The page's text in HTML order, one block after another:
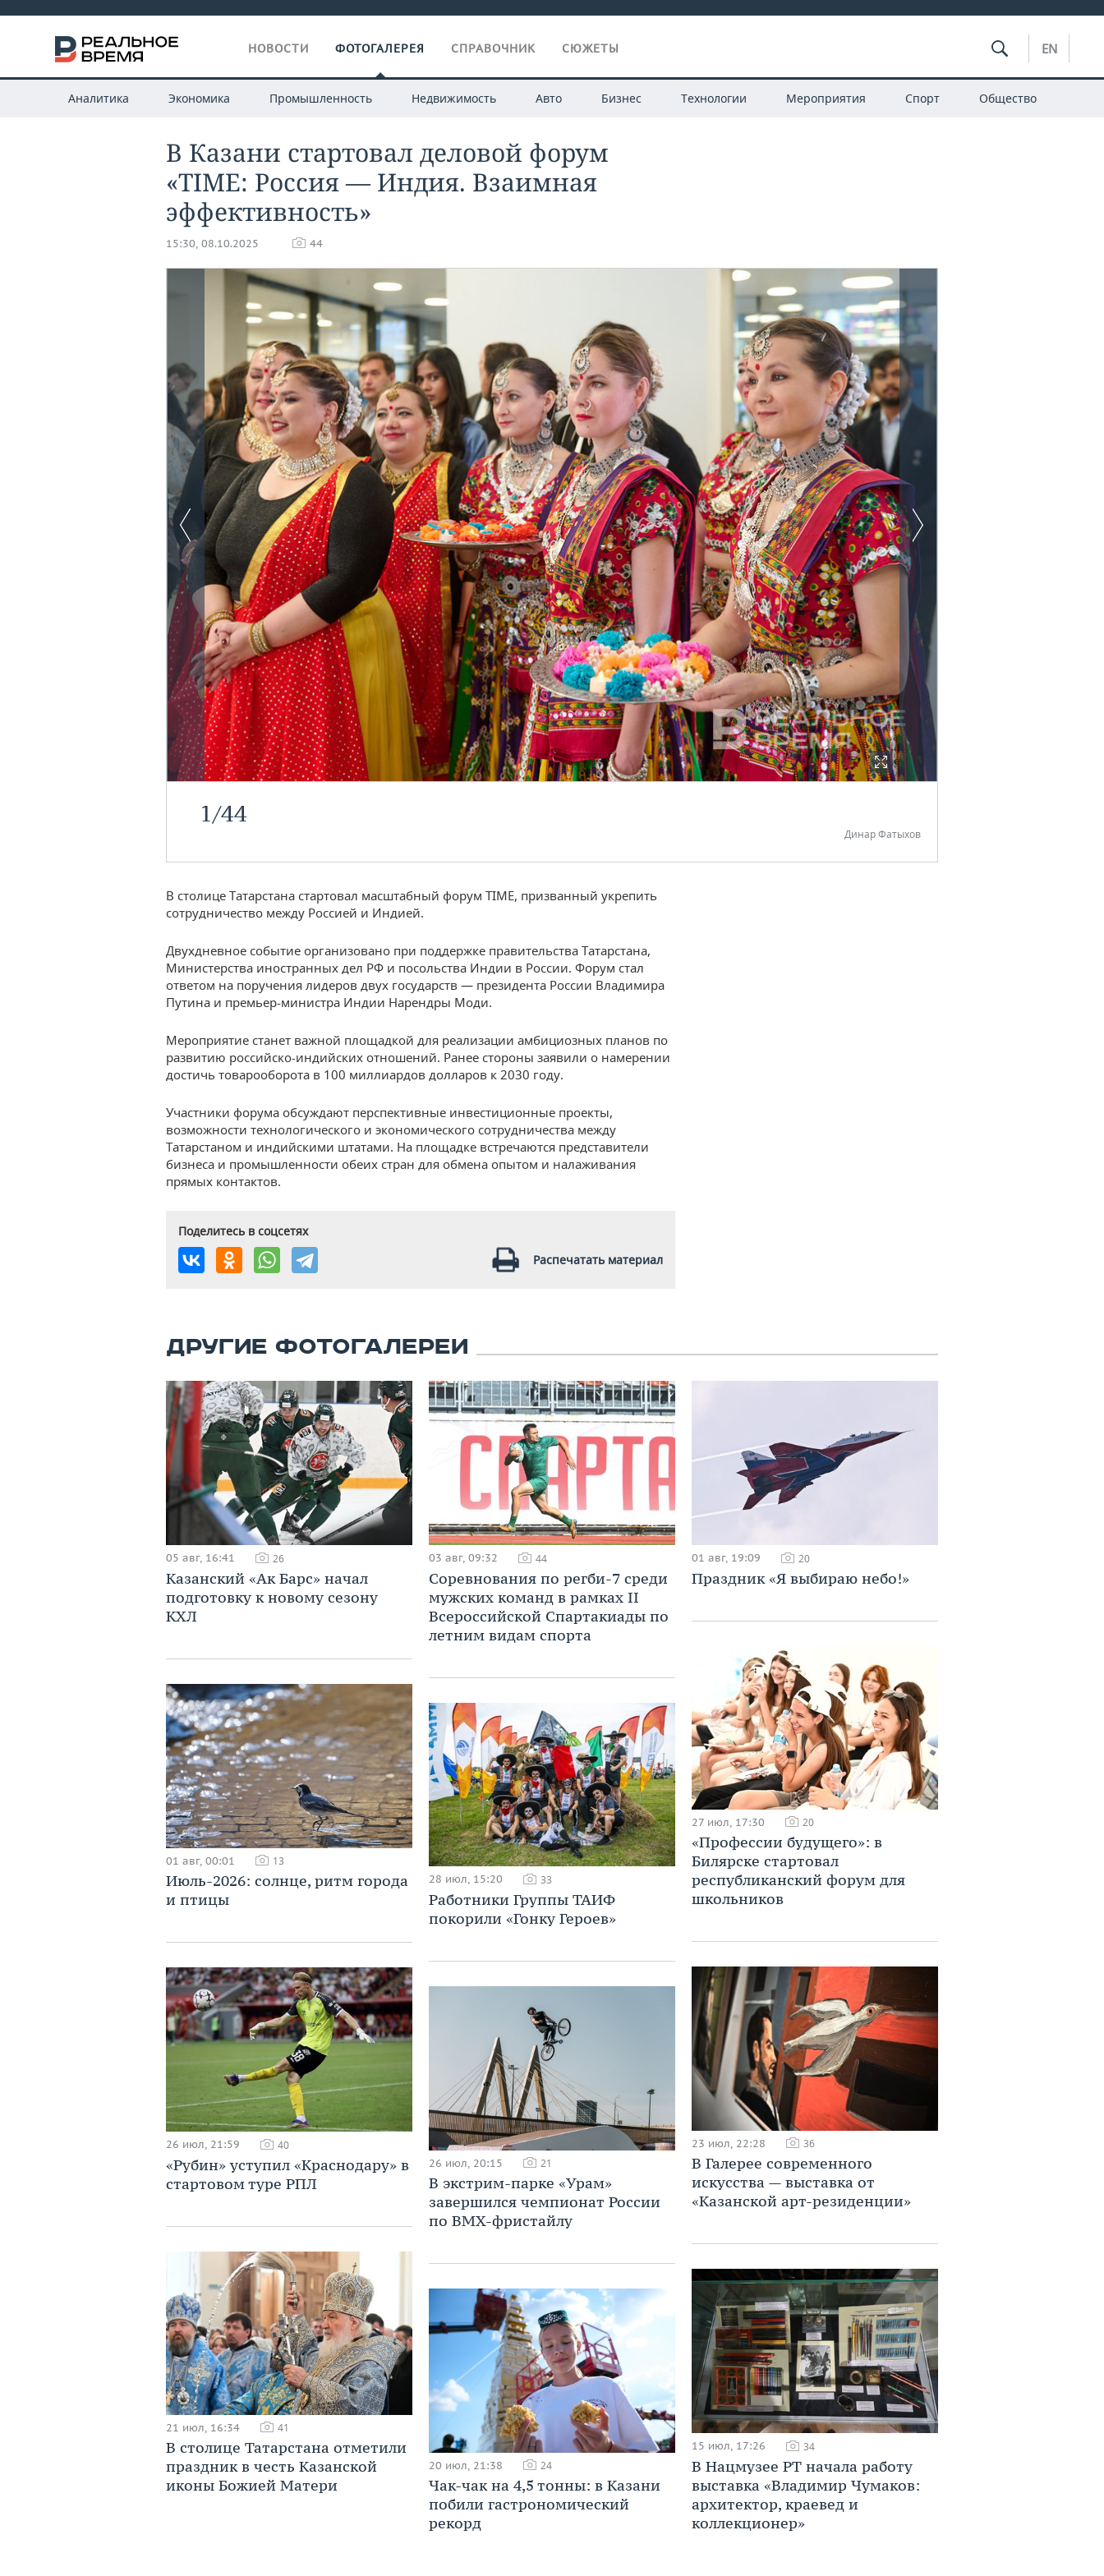
НОВОСТИ ФОТОГАЛЕРЕЯ СПРАВОЧНИК СЮЖЕТЫ EN
Аналитика Экономика Промышленность Недвижимость Авто Бизнес Технологии Мероприятия Спорт Общество
В Казани стартовал деловой форум
«TIME: Россия — Индия. Взаимная
эффективность»
15:30, 08.10.2025 44
1/44
Динар Фатыхов
В столице Татарстана стартовал масштабный форум TIME, призванный укрепить
сотрудничество между Россией и Индией.
Двухдневное событие организовано при поддержке правительства Татарстана,
Министерства иностранных дел РФ и посольства Индии в России. Форум стал
ответом на поручения лидеров двух государств — президента России Владимира
Путина и премьер-министра Индии Нарендры Моди.
Мероприятие станет важной площадкой для реализации амбициозных планов по
развитию российско-индийских отношений. Ранее стороны заявили о намерении
достичь товарооборота в 100 миллиардов долларов к 2030 году.
Участники форума обсуждают перспективные инвестиционные проекты,
возможности технологического и экономического сотрудничества между
Татарстаном и индийскими штатами. На площадке встречаются представители
бизнеса и промышленности обеих стран для обмена опытом и налаживания
прямых контактов.
Поделитесь в соцсетях
Распечатать материал
ДРУГИЕ ФОТОГАЛЕРЕИ
05 авг, 16:41 26
Казанский «Ак Барс» начал
подготовку к новому сезону
КХЛ
01 авг, 00:01 13
Июль-2026: солнце, ритм города
и птицы
26 июл, 21:59 40
«Рубин» уступил «Краснодару» в
стартовом туре РПЛ
21 июл, 16:34 41
В столице Татарстана отметили
праздник в честь Казанской
иконы Божией Матери
03 авг, 09:32 44
Соревнования по регби-7 среди
мужских команд в рамках II
Всероссийской Спартакиады по
летним видам спорта
28 июл, 15:20 33
Работники Группы ТАИФ
покорили «Гонку Героев»
26 июл, 20:15 21
В экстрим-парке «Урам»
завершился чемпионат России
по BMX-фристайлу
20 июл, 21:38 24
Чак-чак на 4,5 тонны: в Казани
побили гастрономический
рекорд
01 авг, 19:09 20
Праздник «Я выбираю небо!»
27 июл, 17:30 20
«Профессии будущего»: в
Билярске стартовал
республиканский форум для
школьников
23 июл, 22:28 36
В Галерее современного
искусства — выставка от
«Казанской арт-резиденции»
15 июл, 17:26 34
В Нацмузее РТ начала работу
выставка «Владимир Чумаков:
архитектор, краевед и
коллекционер»